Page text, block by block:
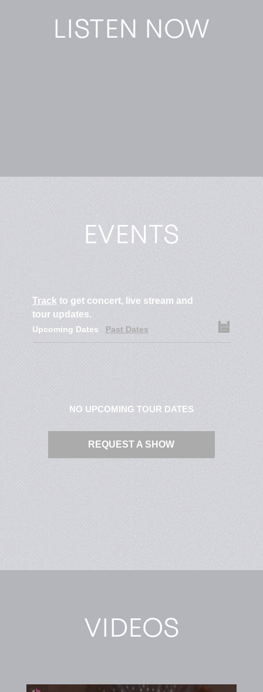
LISTEN NOW
EVENTS
Track to get concert, live stream and
tour updates.
Upcoming Dates Past Dates
NO UPCOMING TOUR DATES
REQUEST A SHOW
VIDEOS